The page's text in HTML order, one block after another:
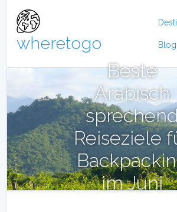
wheretogo Blog
Beste
Arabisch
Reiseziele
im Juni